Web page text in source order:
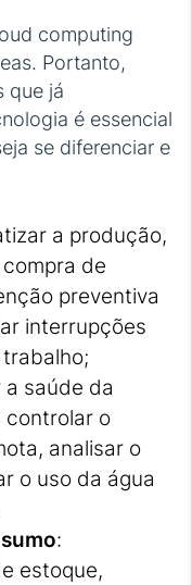
computing
Portanto,
que já
é essencial
se diferenciar e
a produção,
de
preventiva
interrupções
saúde da
controlar o
analisar o
o uso da água
:
estoque,